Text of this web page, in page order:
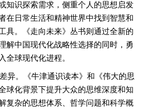
知识探索需求，侧重个人的思想启发
在日常生活和精神世界中找到智慧和
具。《走向未来》丛书则通过全新的
解中国现代化战略性选择的同时，勇
全球现代化进程。
异。《牛津通识读本》和《伟大的思
球化背景下提升大众的思维深度和知
复杂的思想体系、哲学问题和科学概